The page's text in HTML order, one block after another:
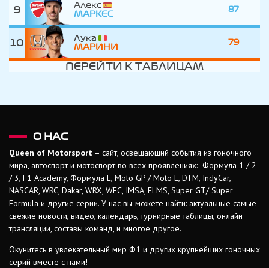
9
Алекс
МАРКЕС
87
10
Лука
МАРИНИ
79
ПЕРЕЙТИ К ТАБЛИЦАМ
О НАС
Queen of Motorsport – сайт, освещающий события из гоночного
мира, автоспорт и мотоспорт во всех проявлениях: Формула 1 / 2
/ 3, F1 Academy, Формула Е, Moto GP / Moto E, DTM, IndyCar,
NASCAR, WRC, Dakar, WRX, WEC, IMSA, ELMS, Super GT/ Super
Formula и другие серии. У нас вы можете найти: актуальные самые
свежие новости, видео, календарь, турнирные таблицы, онлайн
трансляции, составы команд, и многое другое.
Окунитесь в увлекательный мир Ф1 и других крупнейших гоночных
серий вместе с нами!